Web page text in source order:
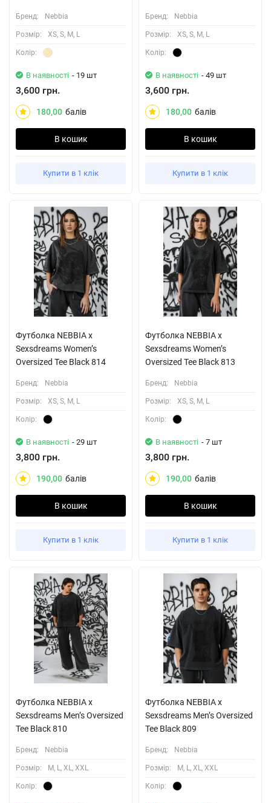
Бренд: Nebbia
Розмiр: XS, S, M, L
Колiр:
В наявності - 19 шт
3,600 грн.
180,00 балів
В кошик
Купити в 1 клік
Бренд: Nebbia
Розмiр: XS, S, M, L
Колiр:
В наявності - 49 шт
3,600 грн.
180,00 балів
В кошик
Купити в 1 клік
Футболка NEBBIA x
Sexsdreams Women’s
Oversized Tee Black 814
Бренд: Nebbia
Розмiр: XS, S, M, L
Колiр:
В наявності - 29 шт
3,800 грн.
190,00 балів
В кошик
Купити в 1 клік
Футболка NEBBIA x
Sexsdreams Women’s
Oversized Tee Black 813
Бренд: Nebbia
Розмiр: XS, S, M, L
Колiр:
В наявності - 7 шт
3,800 грн.
190,00 балів
В кошик
Купити в 1 клік
Футболка NEBBIA x
Sexsdreams Men’s Oversized
Tee Black 810
Бренд: Nebbia
Розмiр: M, L, XL, XXL
Колiр:
Футболка NEBBIA x
Sexsdreams Men’s Oversized
Tee Black 809
Бренд: Nebbia
Розмiр: M, L, XL, XXL
Колiр: